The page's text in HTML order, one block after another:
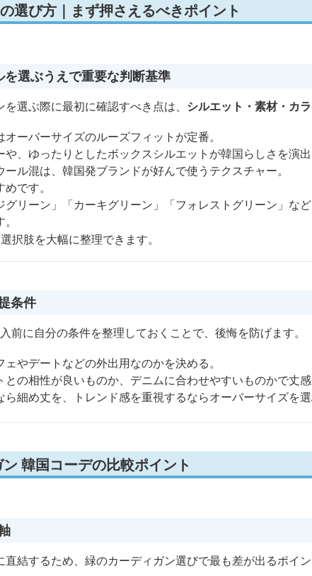
選び方｜まず押さえるべきポイント
選ぶうえで重要な判断基準
選ぶ際に最初に確認すべき点は、 シルエット・素材・カ
オーバーサイズのルーズフィットが定番。
、ゆったりとしたボックスシルエットが韓国らしさを演出
ル混は、韓国発ブランドが好んで使うテクスチャー。
です。
グリーン」「カーキグリーン」「フォレストグリーン」な
択肢を大幅に整理できます。
条件
前に自分の条件を整理しておくことで、後悔を防げます。
ェやデートなどの外出用なのかを決める。
との相性が良いものか、デニムに合わせやすいものかで丈感
ら細め丈を、トレンド感を重視するならオーバーサイズを
韓国コーデの比較ポイント
結するため、緑のカーディガン選びで最も差が出るポイン